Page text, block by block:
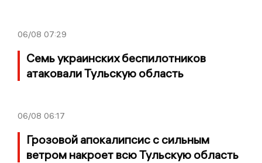
06/08 07:29
Семь украинских беспилотников
атаковали Тульскую область
06/08 06:17
Грозовой апокалипсис с сильным
ветром накроет всю Тульскую область